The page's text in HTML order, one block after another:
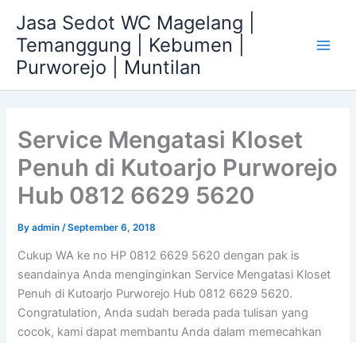
content
Jasa Sedot WC Magelang |
Temanggung | Kebumen |
Purworejo | Muntilan
Service Mengatasi Kloset
Penuh di Kutoarjo Purworejo
Hub 0812 6629 5620
Byadmin/September 6, 2018
Cukup WA ke no HP 0812 6629 5620 dengan pak is
seandainya Anda menginginkan Service Mengatasi Kloset
Penuh di Kutoarjo Purworejo Hub 0812 6629 5620.
Congratulation, Anda sudah berada pada tulisan yang
cocok, kami dapat membantu Anda dalam memecahkan